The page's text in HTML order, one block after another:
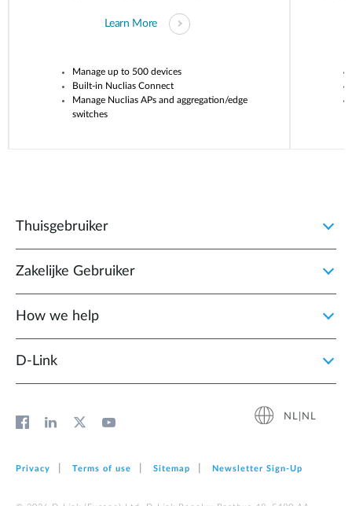
Learn More
Manage up to 500 devices
Built-in Nuclias Connect
ManageNucliasAPs and aggregation/edge
switches
Thuisgebruiker
Zakelijke Gebruiker
How we help
D‑Link
NL|NL
Privacy Terms of use Sitemap Newsletter Sign‑Up